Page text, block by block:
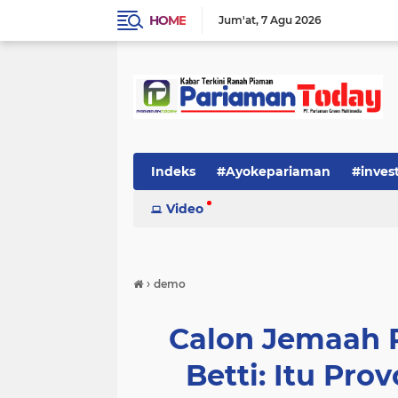
HOME Jum'at 7 Agu 2026
Indeks #Ayokepariaman
Video
› demo
Calon Jemaah
Betti: Itu